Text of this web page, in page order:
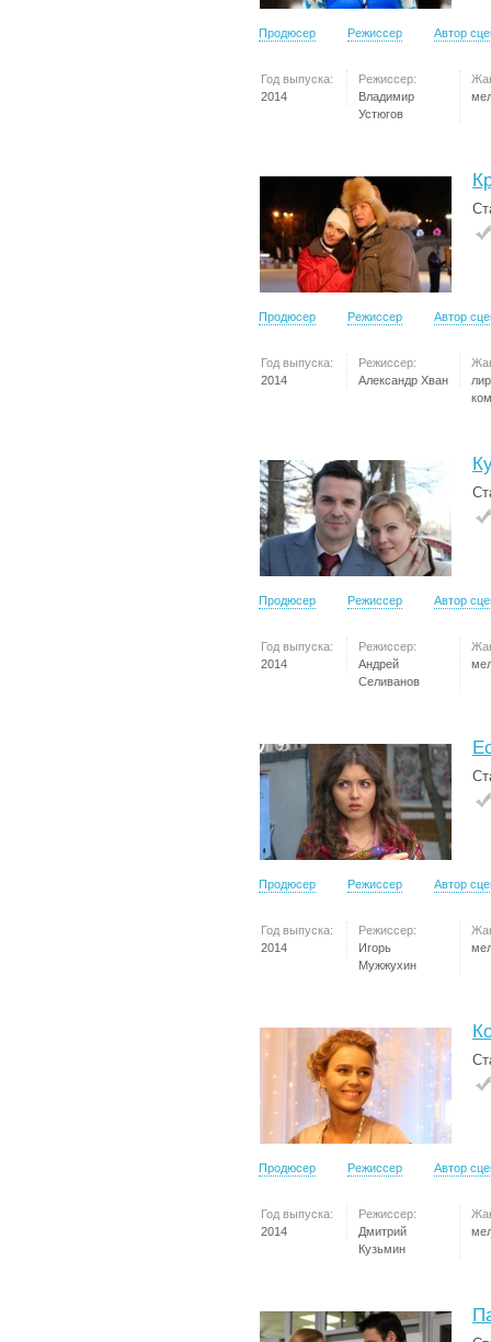
Продюсер Режиссер Автор
Год выпуска:
2014
Режиссер:
Владимир
Устюгов
Продюсер Режиссер Автор
Год выпуска:
2014
Режиссер:
Александр Хван
Продюсер Режиссер Автор
Год выпуска:
2014
Режиссер:
Андрей
Селиванов
Продюсер Режиссер Автор
Год выпуска:
2014
Режиссер:
Игорь
Мужжухин
Продюсер Режиссер Автор
Год выпуска:
2014
Режиссер:
Дмитрий
Кузьмин